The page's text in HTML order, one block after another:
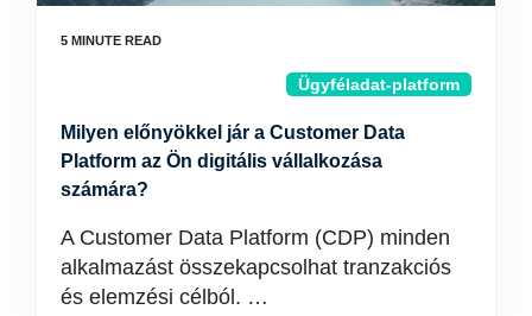
Ügyféladat-platform
Milyen előnyökkel jár a Customer Data
Platform az Ön digitális vállalkozása
számára?
A Customer Data Platform (CDP) minden
alkalmazást összekapcsolhat tranzakciós
és elemzési célból. …